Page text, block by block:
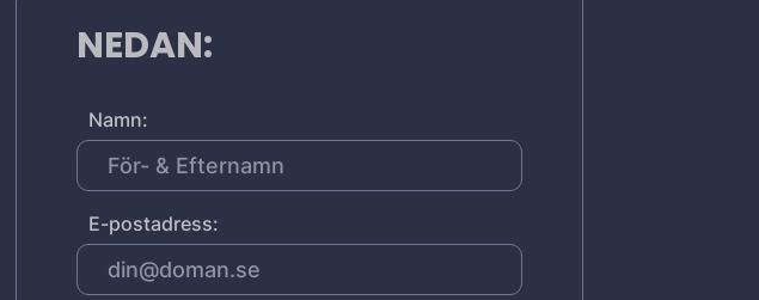
NEDAN:
Namn:
E-postadress: